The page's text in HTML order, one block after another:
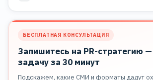
БЕСПЛАТНАЯ КОНСУЛЬТАЦИЯ
Запишитесь на PR-стратегию
задачу за 30 минут
Подскажем, какие СМИ и форматы дадут